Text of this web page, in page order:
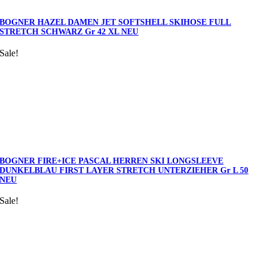
BOGNER HAZEL DAMEN JET SOFTSHELL SKIHOSE FULL
STRETCH SCHWARZ Gr 42 XL NEU
Sale!
BOGNER FIRE+ICE PASCAL HERREN SKI LONGSLEEVE
DUNKELBLAU FIRST LAYER STRETCH UNTERZIEHER Gr L 50
NEU
Sale!